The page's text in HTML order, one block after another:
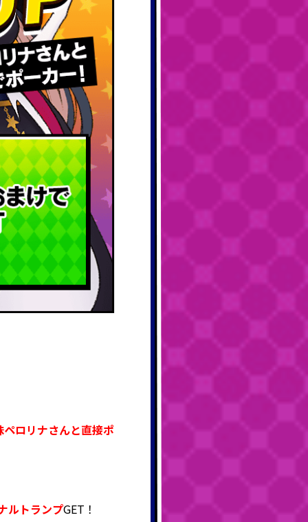
ロリナさんと直接ポ
ルトランプGET！